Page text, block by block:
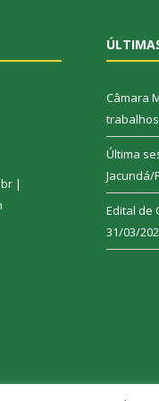
|
Câmara
Última
Jacundá/
Edital de
31/03/